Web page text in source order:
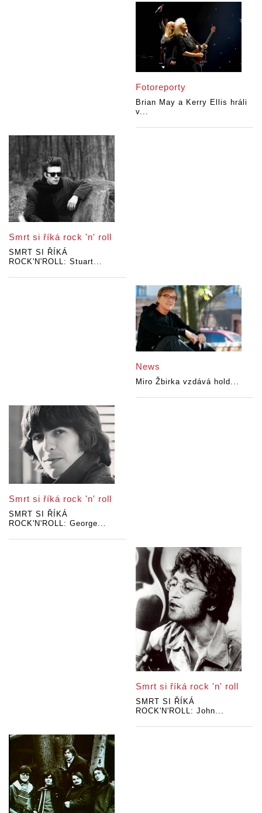
Fotoreporty
Brian May a Kerry Ellis hráli
v...
Smrt si říká rock 'n' roll
SMRT SI ŘÍKÁ
ROCK'N'ROLL: Stuart...
News
Miro Žbirka vzdává hold...
Smrt si říká rock 'n' roll
SMRT SI ŘÍKÁ
ROCK'N'ROLL: George...
Smrt si říká rock 'n' roll
SMRT SI ŘÍKÁ
ROCK'N'ROLL: John...